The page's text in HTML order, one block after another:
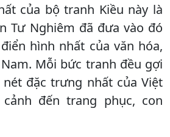
của bộ tranh Kiều này là
Tư Nghiêm đã đưa vào đó
hình nhất của văn hóa,
Mỗi bức tranh đều gợi
đặc trưng nhất của Việt
đến trang phục, con